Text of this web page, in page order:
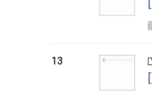
13